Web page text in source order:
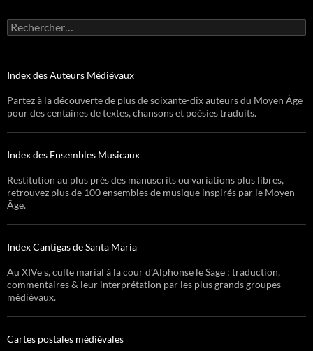
Rechercher :
Index des Auteurs Médiévaux
Partez à la découverte de plus de soixante-dix auteurs du Moyen Âge
pour des centaines de textes, chansons et poésies traduits.
Index des Ensembles Musicaux
Restitution au plus près des manuscrits ou variations plus libres,
retrouvez plus de 100 ensembles de musique inspirés par le Moyen
Âge.
Index Cantigas de Santa Maria
Au XIVe s, culte marial à la cour d’Alphonse le Sage : traduction,
commentaires & leur interprétation par les plus grands groupes
médiévaux.
Cartes postales médiévales